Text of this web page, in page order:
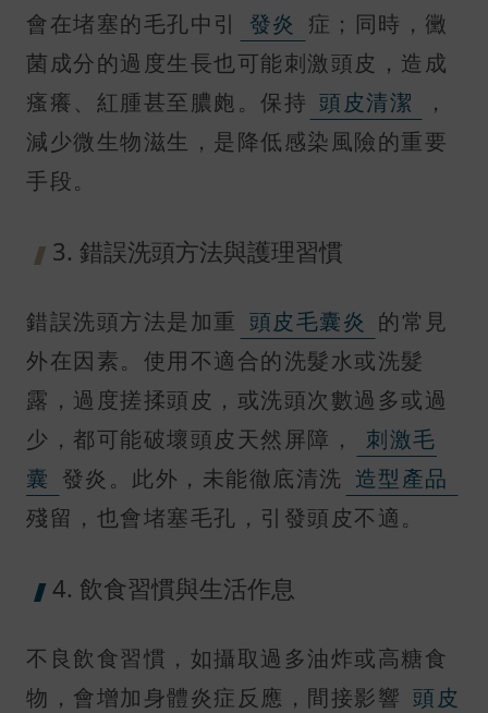
會在堵塞的毛孔中引
發炎 症；同時，黴
菌成分的過度生長也可能刺激頭皮，造成
瘙癢、紅腫甚至膿皰。保持 頭皮清潔
，
減少微生物滋生，是降低感染風險的重要
手段。
3. 錯誤洗頭方法與護理習慣
錯誤洗頭方法是加重 頭皮毛囊炎 的常見
外在因素。使用不適合的洗髮水或洗髮
露，過度搓揉頭皮，或洗頭次數過多或過
少，都可能破壞頭皮天然屏障，
刺激毛
囊 發炎。此外，未能徹底清洗 造型產品
殘留，也會堵塞毛孔，引發頭皮不適。
4. 飲食習慣與生活作息
不良飲食習慣，如攝取過多油炸或高糖食
物，會增加身體炎症反應，間接影響 頭皮